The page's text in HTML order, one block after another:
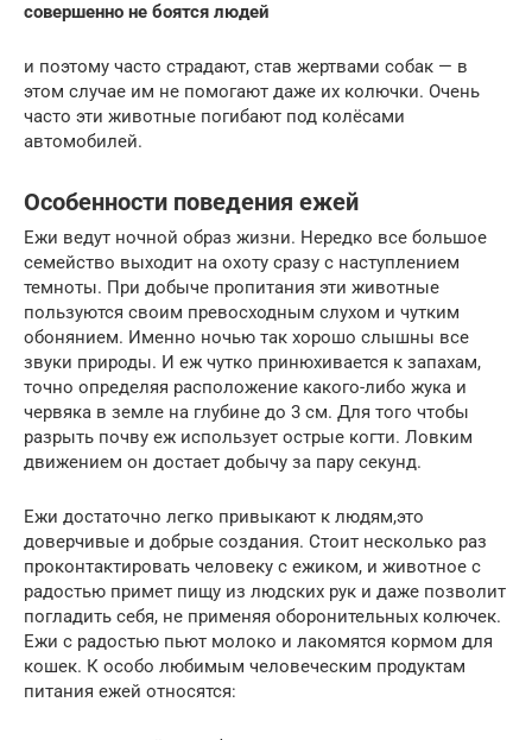
совершенно не боятся людей
и поэтому часто страдают, став жертвами собак — в
этом случае им не помогают даже их колючки. Очень
часто эти животные погибают под колёсами
автомобилей.
Особенности поведения ежей
Ежи ведут ночной образ жизни. Нередко все большое
семейство выходит на охоту сразу с наступлением
темноты. При добыче пропитания эти животные
пользуются своим превосходным слухом и чутким
обонянием. Именно ночью так хорошо слышны все
звуки природы. И еж чутко принюхивается к запахам,
точно определяя расположение какого-либо жука и
червяка в земле на глубине до 3 см. Для того чтобы
разрыть почву еж использует острые когти. Ловким
движением он достает добычу за пару секунд.
Ежи достаточно легко привыкают к людям,это
доверчивые и добрые создания. Стоит несколько раз
проконтактировать человеку с ежиком, и животное с
радостью примет пищу из людских рук и даже позволит
погладить себя, не применяя оборонительных колючек.
Ежи с радостью пьют молоко и лакомятся кормом для
кошек. К особо любимым человеческим продуктам
питания ежей относятся: